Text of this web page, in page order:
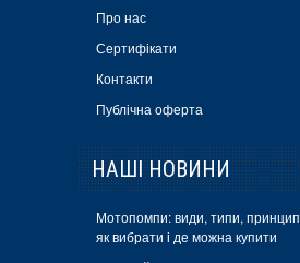
Про нас
Сертифікати
Контакти
Публічна оферта
НАШІ НОВИНИ
Мотопомпи: види, типи,
як вибрати і де можна купити